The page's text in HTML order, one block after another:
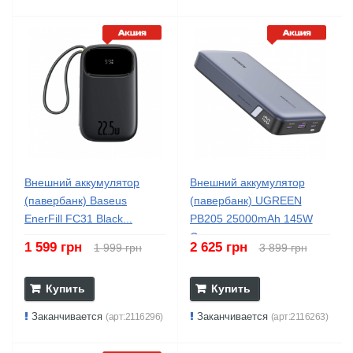
Внешний аккумулятор
(павербанк) Baseus
EnerFill FC31 Black...
1 599 грн 1 999 грн
Купить
Заканчивается (арт:2116296)
Внешний аккумулятор
(павербанк) UGREEN
PB205 25000mAh 145W
Grey...
2 625 грн 3 899 грн
Купить
Заканчивается (арт:2116263)